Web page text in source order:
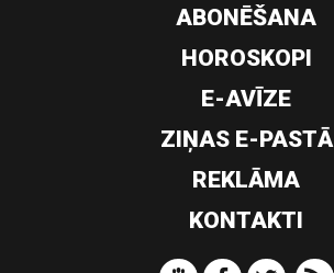
ABONĒŠANA
HOROSKOPI
E-AVĪZE
ZIŅAS E-PASTĀ
REKLĀMA
KONTAKTI